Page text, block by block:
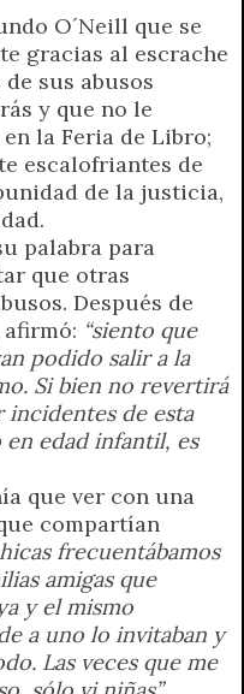
n
l
y
O´Neill que se
gracias al escrache
sus abusos
y que no le
la Feria de Libro;
escalofriantes de
de la justicia,
palabra para
que otras
Después de
“siento que
podido salir a la
Si bien no revertirá
incidentes de esta
edad infantil, es
que ver con una
compartían
frecuentábamos
amigas que
y el mismo
a uno lo invitaban y
Las veces que me